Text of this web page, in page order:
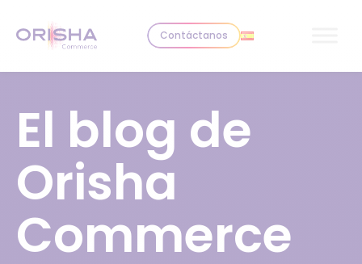
Contáctanos
El blog de
Orisha
Commerce